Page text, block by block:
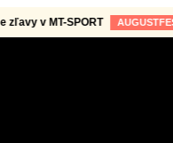
v MT-SPORT AUGUSTFEST -